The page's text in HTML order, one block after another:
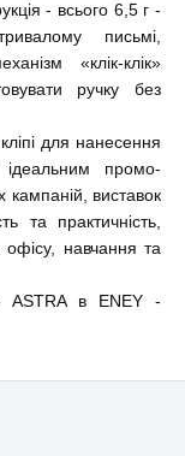
- всього 6,5 г -
письмі,
«клік-клік»
ручку без
для нанесення
промо-
кампаній, виставок
та практичність,
офісу, навчання та
ASTRA в ENEY -